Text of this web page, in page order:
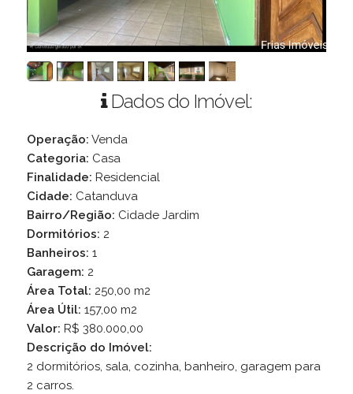
Dados do Imóvel:
Operação: Venda
Categoria: Casa
Finalidade: Residencial
Cidade: Catanduva
Bairro/Região: Cidade Jardim
Dormitórios: 2
Banheiros: 1
Garagem: 2
Área Total: 250,00 m2
Área Útil: 157,00 m2
Valor: R$ 380.000,00
Descrição do Imóvel:
2 dormitórios, sala, cozinha, banheiro, garagem para
2 carros.